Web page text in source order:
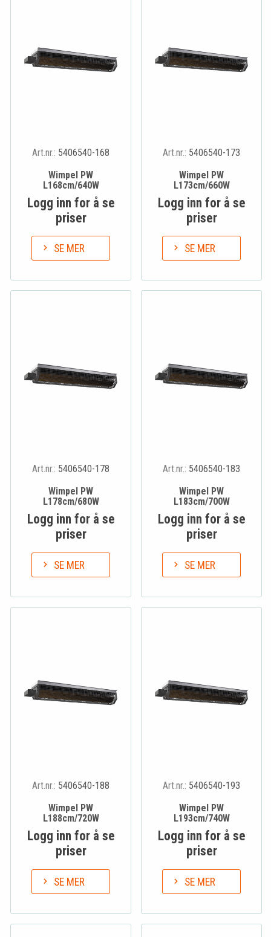
Art.nr.: 5406540-168
Wimpel PW
L168cm/640W
Logg inn for å se
priser
SE MER
Art.nr.: 5406540-173
Wimpel PW
L173cm/660W
Logg inn for å se
priser
SE MER
Art.nr.: 5406540-178
Wimpel PW
L178cm/680W
Logg inn for å se
priser
SE MER
Art.nr.: 5406540-183
Wimpel PW
L183cm/700W
Logg inn for å se
priser
SE MER
Art.nr.: 5406540-188
Wimpel PW
L188cm/720W
Logg inn for å se
priser
SE MER
Art.nr.: 5406540-193
Wimpel PW
L193cm/740W
Logg inn for å se
priser
SE MER